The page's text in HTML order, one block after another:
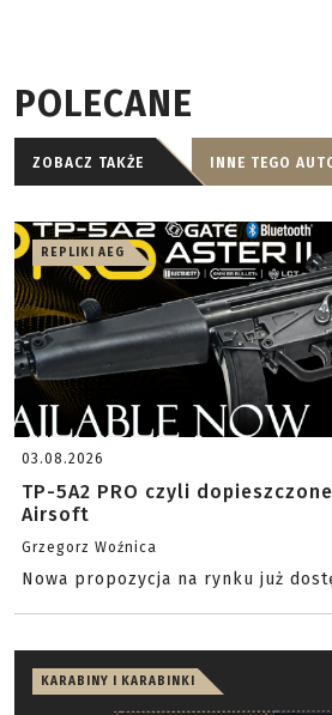
POLECANE
ZOBACZ TAKŻE INNE TEGO
REPLIKI AEG
03.08.2026
TP-5A2 PRO czyli
Airsoft
Grzegorz Woźnica
Nowa propozycja na rynku już
KARABINY I KARABINKI